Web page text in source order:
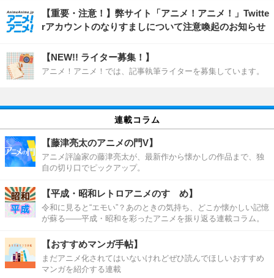
【重要・注意！】弊サイト「アニメ！アニメ！」Twitte
rアカウントのなりすましについて注意喚起のお知らせ
【NEW!! ライター募集！】
アニメ！アニメ！では、記事執筆ライターを募集しています。
連載コラム
【藤津亮太のアニメの門V】
アニメ評論家の藤津亮太が、最新作から懐かしの作品まで、独
自の切り口でピックアップ。
【平成・昭和レトロアニメのすゝめ】
令和に見ると“エモい”？あのときの気持ち、どこか懐かしい記憶
が蘇る――平成・昭和を彩ったアニメを振り返る連載コラム。
【おすすめマンガ手帖】
まだアニメ化されてはいないけれどぜひ読んでほしいおすすめ
マンガを紹介する連載